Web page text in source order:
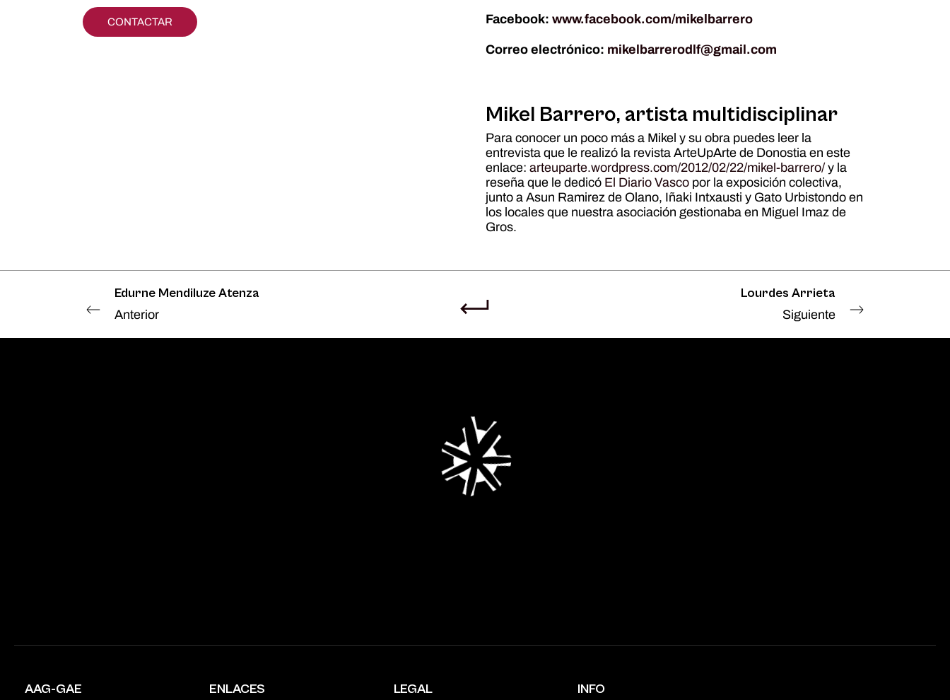
CONTACTAR Facebook: www.facebook.com/mikelbarrero
Correo electrónico: mikelbarrerodlf@gmail.com
Mikel Barrero, artista multidisciplinar
Para conocer un poco más a Mikel y su obra puedes leer la
entrevista que le realizó la revista ArteUpArte de Donostia en este
enlace: arteuparte.wordpress.com/2012/02/22/mikel-barrero/ y la
reseña que le dedicó El Diario Vasco por la exposición colectiva,
junto a Asun Ramirez de Olano, Iñaki Intxausti y Gato Urbistondo en
los locales que nuestra asociación gestionaba en Miguel Imaz de
Gros.
Edurne Mendiluze Atenza
Anterior
Lourdes Arrieta
Siguiente
AAG-GAE ENLACES LEGAL INFO